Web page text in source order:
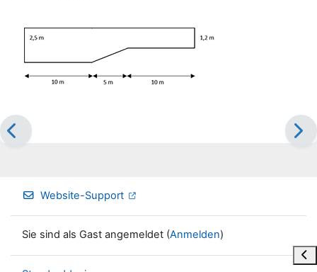
Website-Support
Sie sind als Gast angemeldet (Anmelden)